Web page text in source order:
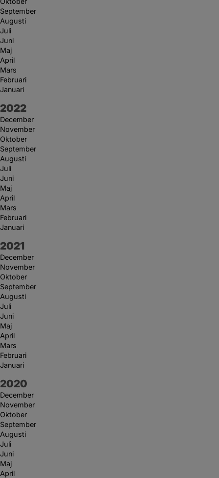
September
Augusti
Juli
Juni
Maj
April
Mars
Februari
Januari
År:
2022
December
November
Oktober
September
Augusti
Juli
Juni
Maj
April
Mars
Februari
Januari
År:
2021
December
November
Oktober
September
Augusti
Juli
Juni
Maj
April
Mars
Februari
Januari
År:
2020
December
November
Oktober
September
Augusti
Juli
Juni
Maj
April